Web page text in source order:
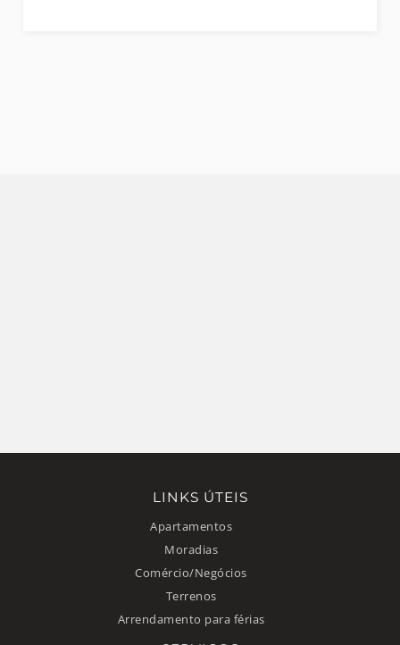
LINKS ÚTEIS
Apartamentos
Moradias
Comércio/Negócios
Terrenos
Arrendamento para férias